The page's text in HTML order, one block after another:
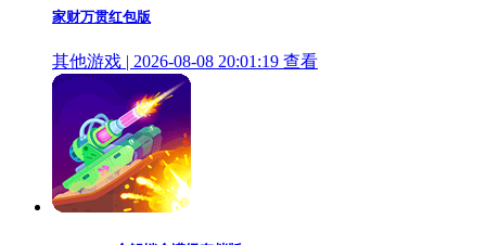
家财万贯红包版
其他游戏 | 2026-08-08 20:01:19 查看